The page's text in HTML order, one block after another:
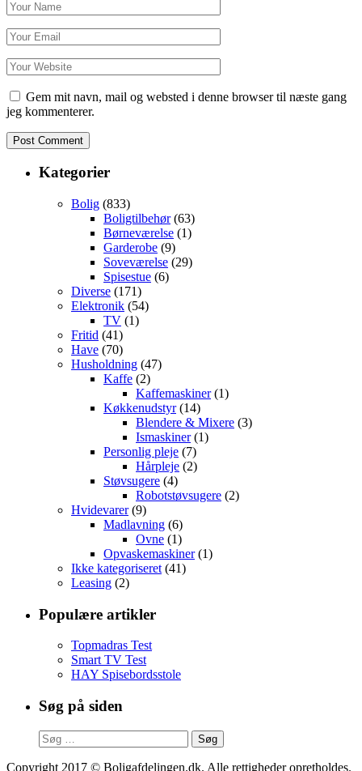
Gem mit navn, mail og websted i denne browser til næste gang
jeg kommenterer.
Kategorier
Bolig (833)
Boligtilbehør(63)
Børneværelse (1)
Garderobe (9)
Soveværelse (29)
Spisestue (6)
Diverse (171)
Elektronik (54)
TV (1)
Fritid (41)
Have (70)
Husholdning (47)
Kaffe (2)
Kaffemaskiner(1)
Køkkenudstyr(14)
Blendere & Mixere (3)
Ismaskiner(1)
Personlig pleje (7)
Hårpleje (2)
Støvsugere (4)
Robotstøvsugere (2)
Hvidevarer(9)
Madlavning (6)
Ovne (1)
Opvaskemaskiner(1)
Ikke kategoriseret (41)
Leasing (2)
Populære artikler
Topmadras Test
Smart TV Test
HAY Spisebordsstole
Søg på siden
Søg
efter:
Copyright 2017 © Boligafdelingen.dk. Alle rettigheder opretholdes.